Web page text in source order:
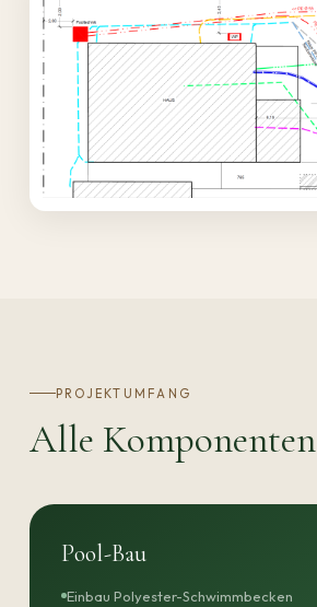
PROJEKTUMFANG
Alle Komponenten
Pool-Bau
Einbau Polyester-Schwimmbecken